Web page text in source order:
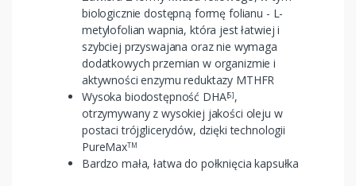
biologicznie dostępną formę folianu - L-
metylofolian wapnia, która jest łatwiej i
szybciej przyswajana oraz nie wymaga
dodatkowych przemian w organizmie i
aktywności enzymu reduktazy MTHFR
Wysoka biodostępność DHA[5],
otrzymywany z wysokiej jakości oleju w
postaci trójglicerydów, dzięki technologii
PureMaxTM
Bardzo mała, łatwa do połknięcia kapsułka